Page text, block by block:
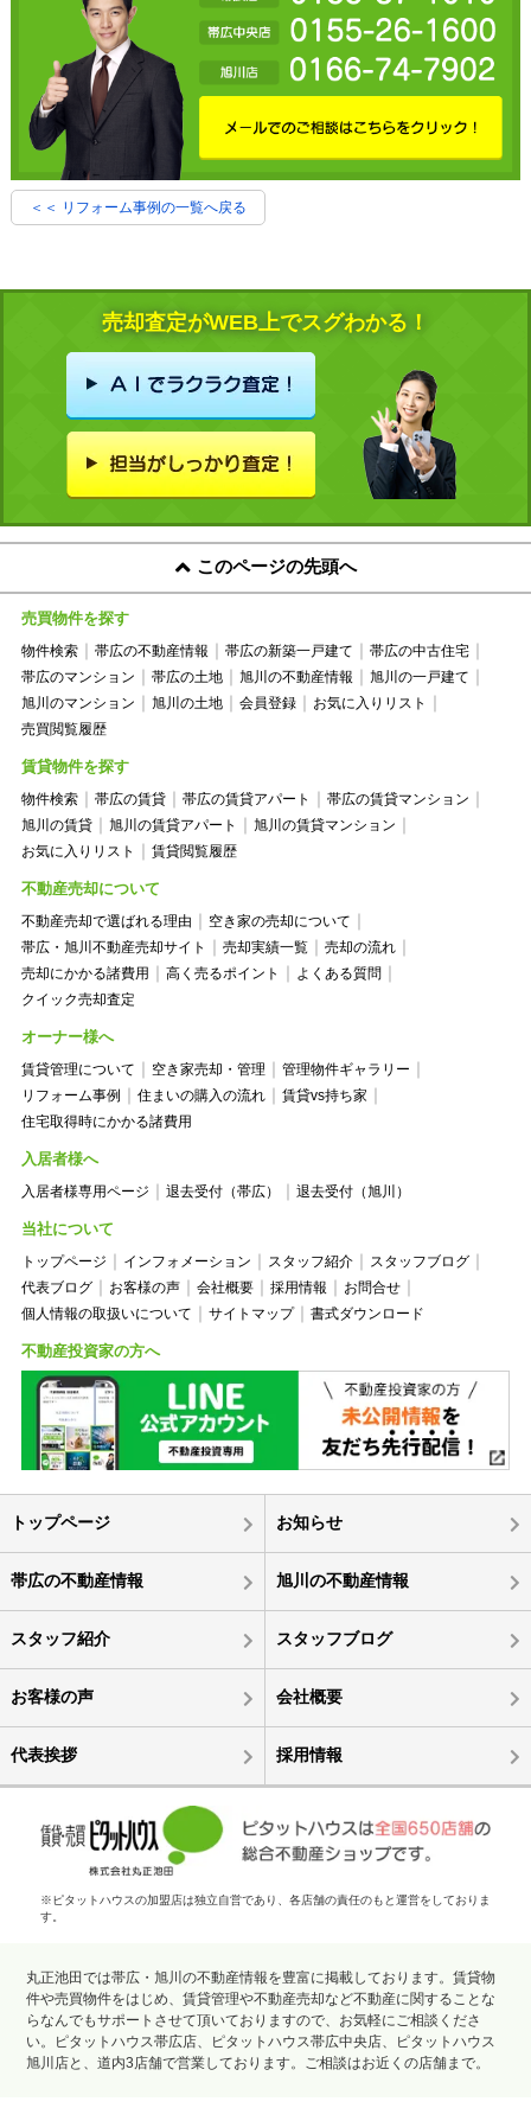
＜＜ リフォーム事例の一覧へ戻る
売却査定がWEB上でスグわかる！
このページの先頭へ
売買物件を探す
物件検索 帯広の不動産情報 帯広の新築一戸建て
帯広の中古住宅
帯広のマンション
帯広の土地 旭川の不動産情報
旭川の一戸建て
旭川のマンション
旭川の土地 会員登録
お気に入りリスト
売買閲覧履歴
賃貸物件を探す
物件検索 帯広の賃貸 帯広の賃貸アパート
帯広の賃貸マンション
旭川の賃貸
旭川の賃貸アパート
旭川の賃貸マンション
お気に入りリスト
賃貸閲覧履歴
不動産売却について
不動産売却で選ばれる理由
空き家の売却について
帯広・旭川不動産売却サイト
売却実績一覧
売却の流れ
売却にかかる諸費用
高く売るポイント
よくある質問
クイック売却査定
オーナー様へ
賃貸管理について 空き家売却・管理
管理物件ギャラリー
リフォーム事例
住まいの購入の流れ
賃貸vs持ち家
住宅取得時にかかる諸費用
入居者様へ
入居者様専用ページ 退去受付（帯広） 退去受付（旭川）
当社について
トップページ インフォメーション スタッフ紹介
スタッフブログ
代表ブログ
お客様の声 会社概要 採用情報
お問合せ
個人情報の取扱いについて
サイトマップ 書式ダウンロード
不動産投資家の方へ
トップページ お知らせ
帯広の不動産情報 旭川の不動産情報
スタッフ紹介 スタッフブログ
お客様の声 会社概要
代表挨拶 採用情報
※ピタットハウスの加盟店は独立自営であり、各店舗の責任のもと運営をしておりま
す。
丸正池田では帯広・旭川の不動産情報を豊富に掲載しております。賃貸物
件や売買物件をはじめ、賃貸管理や不動産売却など不動産に関することな
らなんでもサポートさせて頂いておりますので、お気軽にご相談くださ
い。ピタットハウス帯広店、ピタットハウス帯広中央店、ピタットハウス
旭川店と、道内3店舗で営業しております。ご相談はお近くの店舗まで。